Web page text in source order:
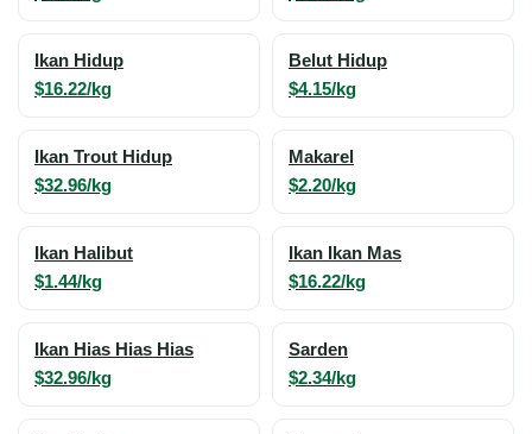
Ikan Hidup
$16.22/kg
Belut Hidup
$4.15/kg
Ikan Trout Hidup
$32.96/kg
Makarel
$2.20/kg
Ikan Halibut
$1.44/kg
Ikan Ikan Mas
$16.22/kg
Ikan Hias Hias Hias
$32.96/kg
Sarden
$2.34/kg